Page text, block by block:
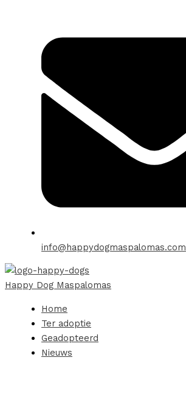
info@happydogmaspalomas.com
Happy Dog Maspalomas
Home
Ter adoptie
Geadopteerd
Nieuws